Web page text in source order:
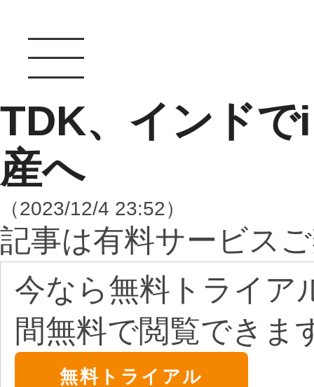
TDK、インド
産へ
（2023/12/4 23:52）
記事は有料サービス
今なら無料トライア
間無料で閲覧できま
無料トライアル